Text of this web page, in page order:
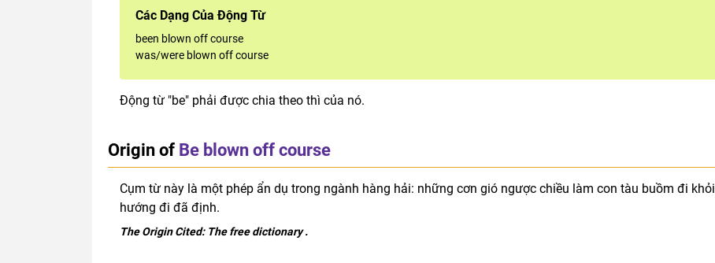
Các Dạng Của Động Từ
been blown off course
was/were blown off course
Động từ "be" phải được chia theo thì của nó.
Origin of Be blown off course
Cụm từ này là một phép ẩn dụ trong ngành hàng hải: những cơn gió ngược chiều làm con tàu buồm đi khỏi
hướng đi đã định.
The Origin Cited: The free dictionary.